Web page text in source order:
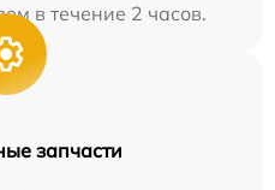
в течение 2 часов.
запчасти